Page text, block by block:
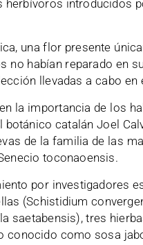
herbívoros introducidos
una flor presente
no habían reparado en
llevadas a cabo
la importancia de los
catalán Joel
de la familia de las
toconaoensis.
por investigadores
(Schistidium
saetabensis), tres
conocido como sosa